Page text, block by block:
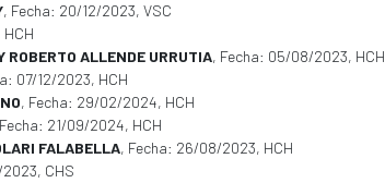
, Fecha: 20/12/2023, VSC
ROBERTO ALLENDE URRUTIA, Fecha: 05/08/2023, HCH
07/12/2023, HCH
, Fecha: 29/02/2024, HCH
21/09/2024, HCH
FALABELLA, Fecha: 26/08/2023, HCH
CHS